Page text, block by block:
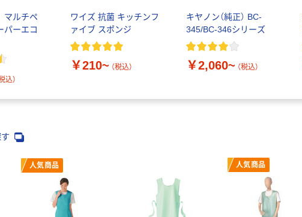
ルチペ
ーエコ
込）
ワイズ 抗菌 キッチンフ
ァイブ スポンジ
￥210~ （税込）
キヤノン（純正） BC-
345/BC-346シリーズ
￥2,060~ （税込）
人気商品 人気商品